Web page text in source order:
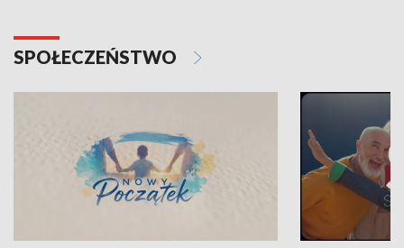
SPOŁECZEŃSTWO